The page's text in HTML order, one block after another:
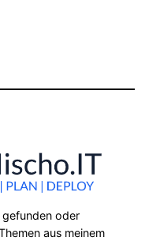
oder
aus meinem